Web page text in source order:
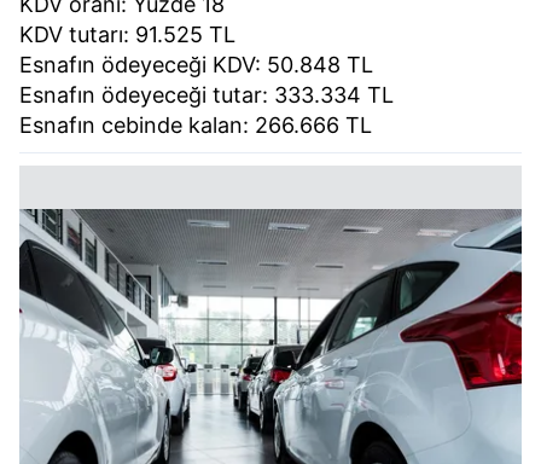
KDV tutarı: 91.525 TL
Esnafın ödeyeceği KDV: 50.848 TL
Esnafın ödeyeceği tutar: 333.334 TL
Esnafın cebinde kalan: 266.666 TL